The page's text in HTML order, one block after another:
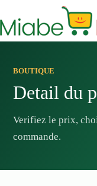
contenu
BOUTIQUE
Detail du
Verifiez le prix,
commande.